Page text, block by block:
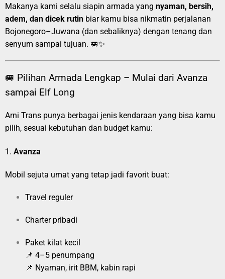
Makanya kami selalu siapin armada yang nyaman, bersih,
adem, dan dicek rutin biar kamu bisa nikmatin perjalanan
Bojonegoro–Juwana (dan sebaliknya) dengan tenang dan
senyum sampai tujuan. 🚐✨
🚐 Pilihan Armada Lengkap – Mulai dari Avanza
sampai Elf Long
Arni Trans punya berbagai jenis kendaraan yang bisa kamu
pilih, sesuai kebutuhan dan budget kamu:
1. Avanza
Mobil sejuta umat yang tetap jadi favorit buat:
Travel reguler
Charter pribadi
Paket kilat kecil
📌 4–5 penumpang
📌 Nyaman, irit BBM, kabin rapi